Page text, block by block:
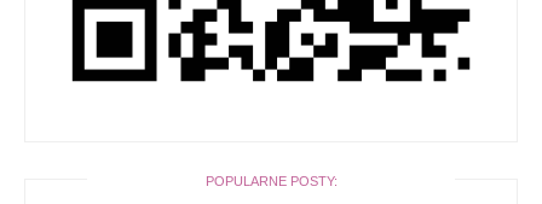
POPULARNE POSTY: